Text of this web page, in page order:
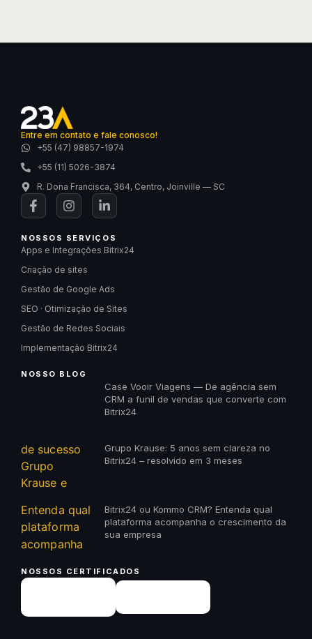
Entre em contato e fale conosco!
+55 (47) 98857-1974
+55 (11) 5026-3874
R. Dona Francisca, 364, Centro, Joinville — SC
NOSSOS SERVIÇOS
Apps e Integrações Bitrix24
Criação de sites
Gestão de Google Ads
SEO · Otimização de Sites
Gestão de Redes Sociais
Implementação Bitrix24
NOSSO BLOG
Case Vooir Viagens — De agência sem
CRM a funil de vendas que converte com
Bitrix24
Grupo Krause: 5 anos sem clareza no
Bitrix24 – resolvido em 3 meses
Bitrix24 ou Kommo CRM? Entenda qual
plataforma acompanha o crescimento da
sua empresa
NOSSOS CERTIFICADOS